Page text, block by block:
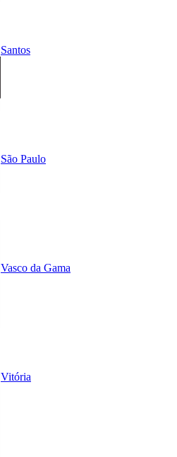
Santos
São Paulo
Vasco da Gama
Vitória